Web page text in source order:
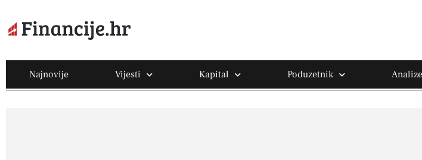
Najnovije Vijesti Kapital Poduzetnik Analize